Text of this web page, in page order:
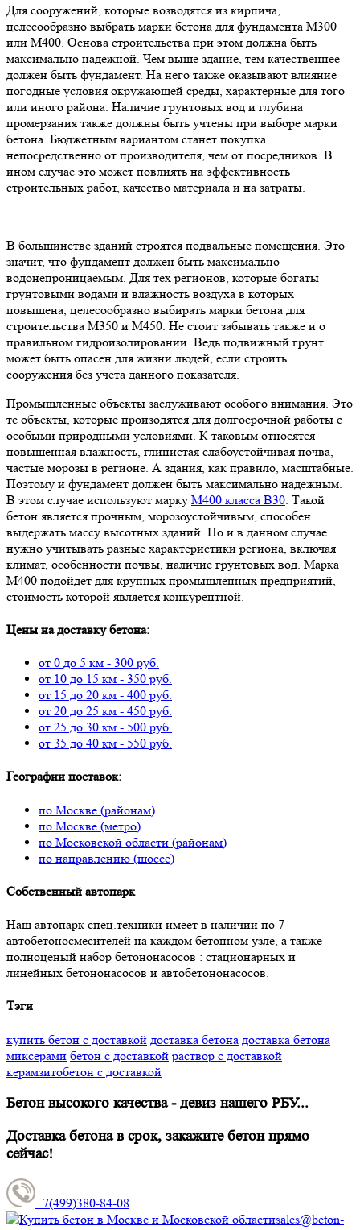
Для сооружений, которые возводятся из кирпича,
целесообразно выбрать марки бетона для фундамента М300
или М400. Основа строительства при этом должна быть
максимально надежной. Чем выше здание, тем качественнее
должен быть фундамент. На него также оказывают влияние
погодные условия окружающей среды, характерные для того
или иного района. Наличие грунтовых вод и глубина
промерзания также должны быть учтены при выборе марки
бетона. Бюджетным вариантом станет покупка
непосредственно от производителя, чем от посредников. В
ином случае это может повлиять на эффективность
строительных работ, качество материала и на затраты.
В большинстве зданий строятся подвальные помещения. Это
значит, что фундамент должен быть максимально
водонепроницаемым. Для тех регионов, которые богаты
грунтовыми водами и влажность воздуха в которых
повышена, целесообразно выбирать марки бетона для
строительства М350 и М450. Не стоит забывать также и о
правильном гидроизолировании. Ведь подвижный грунт
может быть опасен для жизни людей, если строить
сооружения без учета данного показателя.
Промышленные объекты заслуживают особого внимания. Это
те объекты, которые произодятся для долгосрочной работы с
особыми природными условиями. К таковым относятся
повышенная влажность, глинистая слабоустойчивая почва,
частые морозы в регионе. А здания, как правило, масштабные.
Поэтому и фундамент должен быть максимально надежным.
В этом случае используют марку М400 класса В30 . Такой
бетон является прочным, морозоустойчивым, способен
выдержать массу высотных зданий. Но и в данном случае
нужно учитывать разные характеристики региона, включая
климат, особенности почвы, наличие грунтовых вод. Марка
М400 подойдет для крупных промышленных предприятий,
стоимость которой является конкурентной.
Цены на доставку бетона:
от 0 до 5 км - 300 руб.
от 10 до 15 км - 350 руб.
от 15 до 20 км - 400 руб.
от 20 до 25 км - 450 руб.
от 25 до 30 км - 500 руб.
от 35 до 40 км - 550 руб.
Географии поставок:
по Москве (районам)
по Москве (метро)
по Московской области (районам)
по направлению (шоссе)
Собственный автопарк
Наш автопарк спец.техники имеет в наличии по 7
автобетоносмесителей на каждом бетонном узле, а также
полноценый набор бетононасосов : стационарных и
линейных бетононасосов и автобетононасосов.
Тэги
купить бетон с доставкой доставка бетона доставка бетона
миксерами бетон с доставкой раствор с доставкой
керамзитобетон с доставкой
Бетон высокого качества - девиз нашего РБУ...
Доставка бетона в срок, закажите бетон прямо
сейчас!
+7(499)380-84-08
sales@beton-